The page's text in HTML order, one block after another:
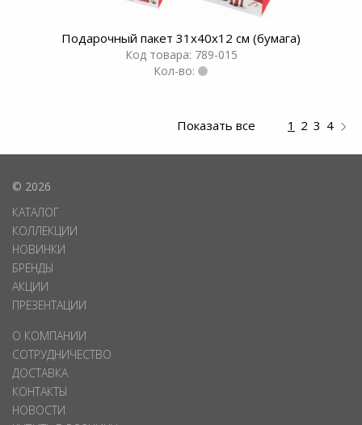
Подарочный пакет 31х40х12 см (бумага)
Код товара: 789-015
Кол-во:
Показать все 1 2 3 4
© 2026
КАТАЛОГ
КОЛЛЕКЦИИ
НОВИНКИ
БРЕНДЫ
АКЦИИ
ПРЕЗЕНТАЦИИ
О КОМПАНИИ
СОТРУДНИЧЕСТВО
ДОСТАВКА
КОНТАКТЫ
НОВОСТИ